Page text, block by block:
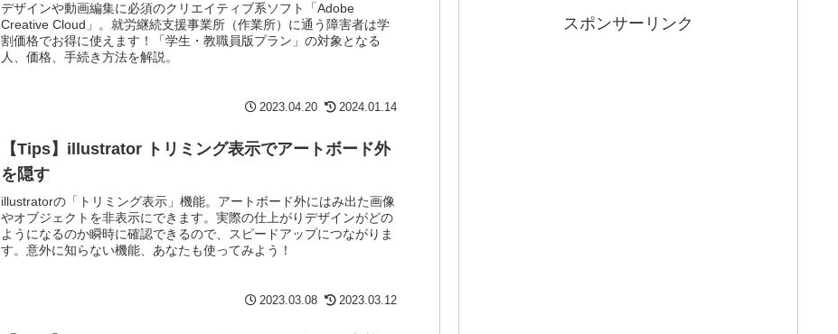
デザインや動画編集に必須のクリエイティブ系ソフト「Adobe
Creative Cloud」。就労継続支援事業所（作業所）に通う障害者は学
割価格でお得に使えます！「学生・教職員版プラン」の対象となる
人、価格、手続き方法を解説。
2023.04.20 2024.01.14
【Tips】illustrator トリミング表示でアートボード外
を隠す
illustratorの「トリミング表示」機能。アートボード外にはみ出た画像
やオブジェクトを非表示にできます。実際の仕上がりデザインがどの
ようになるのか瞬時に確認できるので、スピードアップにつながりま
す。意外に知らない機能、あなたも使ってみよう！
2023.03.08 2023.03.12
スポンサーリンク